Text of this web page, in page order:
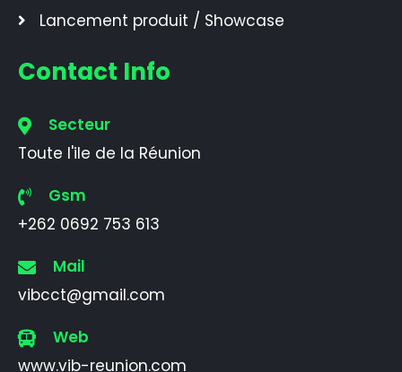
Lancement produit / Showcase
Contact Info
Secteur
Toute l'ile de la Réunion
Gsm
+262 0692 753 613
Mail
vibcct@gmail.com
Web
www.vib-reunion.com